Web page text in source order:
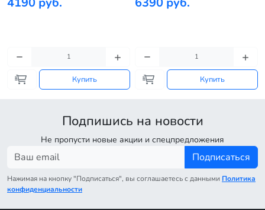
Купить Купить
Подпишись на новости
Не пропусти новые акции и спецпредложения
Подписаться
Нажимая на кнопку "Подписаться", вы соглашаетесь с данными Политика
конфиденциальности